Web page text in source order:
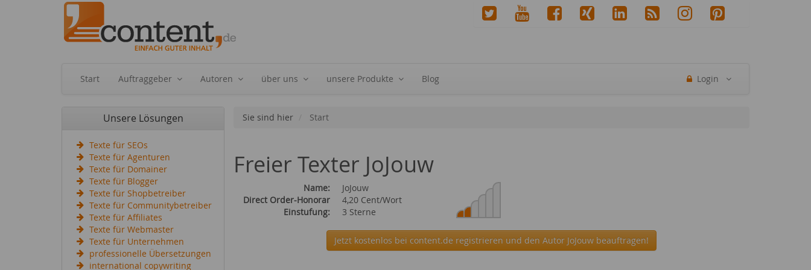
Start Auftraggeber Autoren über uns unsere Produkte Blog Login
Unsere Lösungen
Texte für SEOs
Texte für Agenturen
Texte für Domainer
Texte für Blogger
Texte für Shopbetreiber
Texte für Communitybetreiber
Texte für Affiliates
Texte für Webmaster
Texte für Unternehmen
professionelle Übersetzungen
international copywriting
Sie sind hier Start
Freier Texter JoJouw
Name:
JoJouw
Direct Order-Honorar
4,20 Cent/Wort
Einstufung:
3 Sterne
Jetzt kostenlos bei content.de registrieren und den Autor JoJouw beauftragen!